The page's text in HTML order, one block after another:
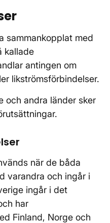
sammankopplat med
kallade
antingen om
likströmsförbindelser.
och andra länder sker
när de båda
varandra och ingår i
ingår i det
har
Finland, Norge och